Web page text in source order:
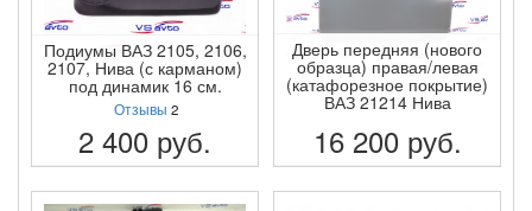
Подиумы ВАЗ 2105, 2106,
2107, Нива (с карманом)
под динамик 16 см.
Отзывы 2
2 400 руб.
ПОДРОБНЕЕ
Дверь передняя (нового
образца) правая/левая
(катафорезное покрытие)
ВАЗ 21214 Нива
16 200 руб.
ПОДРОБНЕЕ